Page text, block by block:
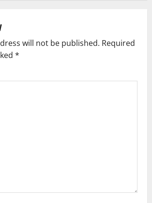
will not be published. Required
*